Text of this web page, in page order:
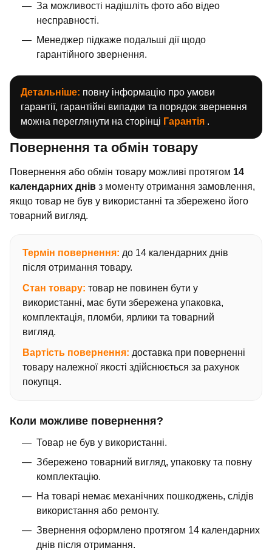
За можливості надішліть фото або відео
несправності.
Менеджер підкаже подальші дії щодо
гарантійного звернення.
Детальніше: повну інформацію про умови
гарантії, гарантійні випадки та порядок звернення
можна переглянути на сторінці Гарантія .
Повернення та обмін товару
Повернення або обмін товару можливі протягом 14
календарних днів з моменту отримання замовлення,
якщо товар не був у використанні та збережено його
товарний вигляд.
Термін повернення: до 14 календарних днів
після отримання товару.
Стан товару: товар не повинен бути у
використанні, має бути збережена упаковка,
комплектація, пломби, ярлики та товарний
вигляд.
Вартість повернення: доставка при поверненні
товару належної якості здійснюється за рахунок
покупця.
Коли можливе повернення?
Товар не був у використанні.
Збережено товарний вигляд, упаковку та повну
комплектацію.
На товарі немає механічних пошкоджень, слідів
використання або ремонту.
Звернення оформлено протягом 14 календарних
днів після отримання.